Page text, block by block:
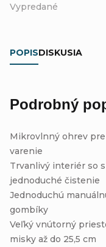
Vypredané
POPISDISKUSIA
Podrobný
Mikrovlnný ohrev
varenie
Trvanlivý interiér so
jednoduché čistenie
Jednoduchú
gombíky
Veľký vnútorný
misky až do 25,5 cm